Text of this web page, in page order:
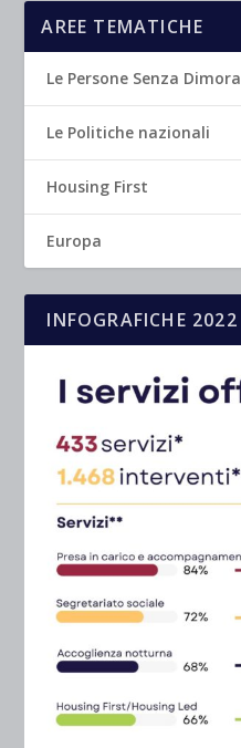
AREE TEMATICHE
Le Persone Senza Dimora
Le Politiche nazionali
Housing First
Europa
INFOGRAFICHE 2022